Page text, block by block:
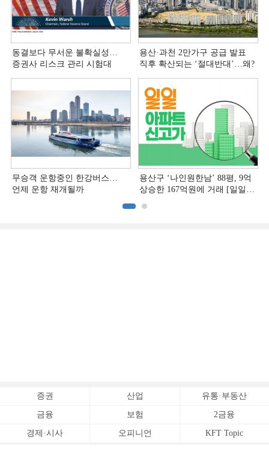
동결보다 무서운 불확실성…
증권사 리스크 관리 시험대
용산·과천 2만가구 공급 발표
직후 확산되는 ‘절대반대’…왜?
무승객 운항중인 한강버스…
언제 운항 재개될까
용산구 ‘나인원한남’ 88평, 9억
상승한 167억원에 거래 [일일
증권 산업 유통·부동산
금융 보험 2금융
경제·시사 오피니언 KFT Topic